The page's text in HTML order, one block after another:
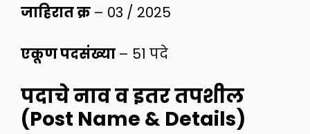
जाहिरात क्र – 03 / 2025
एकूण पदसंख्या – 51 पदे
पदाचे नाव व इतर तपशील
(Post Name & Details)